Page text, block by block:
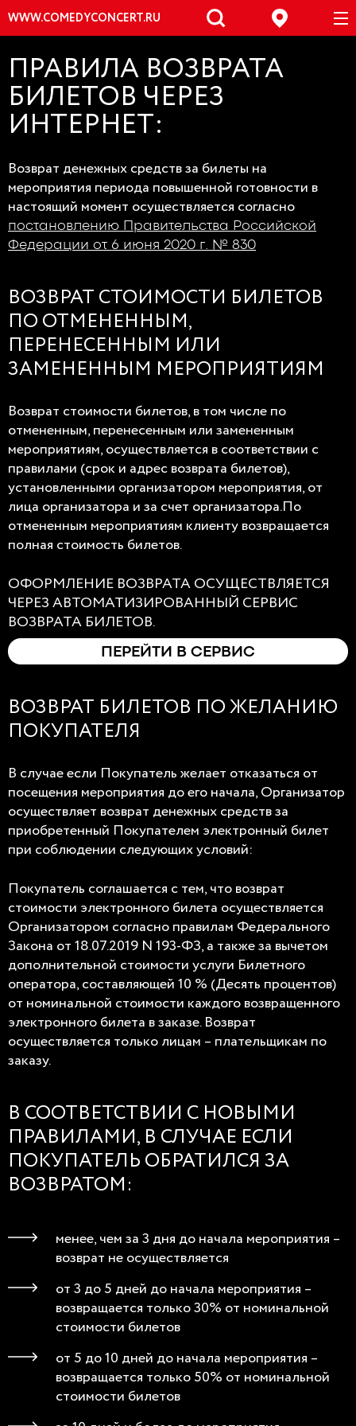
WWW.COMEDYCONCERT.RU
ПРАВИЛА ВОЗВРАТА
БИЛЕТОВ ЧЕРЕЗ
ИНТЕРНЕТ:
Возврат денежных средств за билеты на
мероприятия периода повышенной готовности в
настоящий момент осуществляется согласно
постановлению Правительства Российской
Федерации от 6 июня 2020 г. № 830
ВОЗВРАТ СТОИМОСТИ БИЛЕТОВ
ПО ОТМЕНЕННЫМ,
ПЕРЕНЕСЕННЫМ ИЛИ
ЗАМЕНЕННЫМ МЕРОПРИЯТИЯМ
Возврат стоимости билетов, в том числе по
отмененным, перенесенным или замененным
мероприятиям, осуществляется в соответствии с
правилами (срок и адрес возврата билетов),
установленными организатором мероприятия, от
лица организатора и за счет организатора.По
отмененным мероприятиям клиенту возвращается
полная стоимость билетов.
ОФОРМЛЕНИЕ ВОЗВРАТА ОСУЩЕСТВЛЯЕТСЯ
ЧЕРЕЗ АВТОМАТИЗИРОВАННЫЙ СЕРВИС
ВОЗВРАТА БИЛЕТОВ.
ПЕРЕЙТИ В СЕРВИС
ВОЗВРАТ БИЛЕТОВ ПО ЖЕЛАНИЮ
ПОКУПАТЕЛЯ
В случае если Покупатель желает отказаться от
посещения мероприятия до его начала, Организатор
осуществляет возврат денежных средств за
приобретенный Покупателем электронный билет
при соблюдении следующих условий:
Покупатель соглашается с тем, что возврат
стоимости электронного билета осуществляется
Организатором согласно правилам Федерального
Закона от 18.07.2019 N 193-ФЗ, а также за вычетом
дополнительной стоимости услуги Билетного
оператора, составляющей 10 % (Десять процентов)
от номинальной стоимости каждого возвращенного
электронного билета в заказе. Возврат
осуществляется только лицам – плательщикам по
заказу.
В СООТВЕТСТВИИ С НОВЫМИ
ПРАВИЛАМИ, В СЛУЧАЕ ЕСЛИ
ПОКУПАТЕЛЬ ОБРАТИЛСЯ ЗА
ВОЗВРАТОМ:
менее, чем за 3 дня до начала мероприятия –
возврат не осуществляется
от 3 до 5 дней до начала мероприятия –
возвращается только 30% от номинальной
стоимости билетов
от 5 до 10 дней до начала мероприятия –
возвращается только 50% от номинальной
стоимости билетов